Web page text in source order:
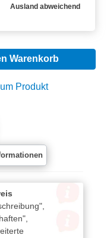
Ausland abweichend
Warenkorb
Produkt